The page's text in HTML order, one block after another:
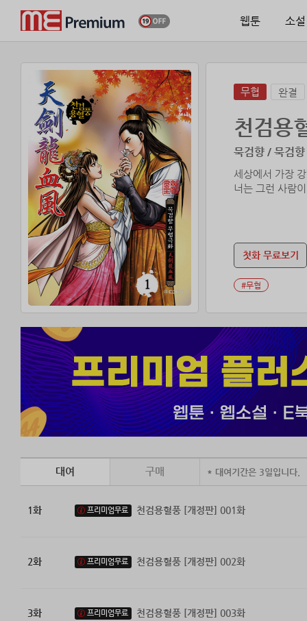
웹툰 소설
무협 완결
천검용
묵검향 / 묵검향
세상에서 가장
너는 그런 사람
첫화 무료보기
#무협
대여 구매 * 대여기간은 3일입니다.
1화 프리미엄무료 천검용혈풍 [개정판] 001화
2화 프리미엄무료 천검용혈풍 [개정판] 002화
3화 프리미엄무료 천검용혈풍 [개정판] 003화